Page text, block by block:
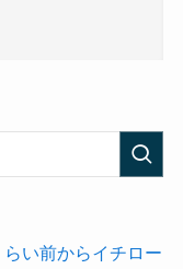
い前からイチロー